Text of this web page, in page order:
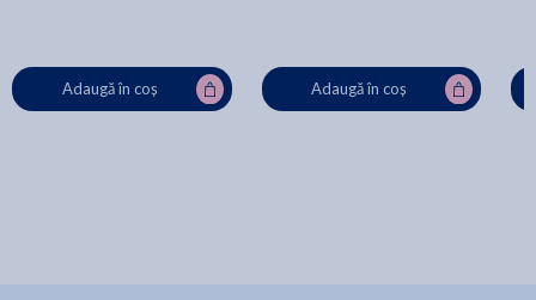
Adaugă în coș Adaugă în coș